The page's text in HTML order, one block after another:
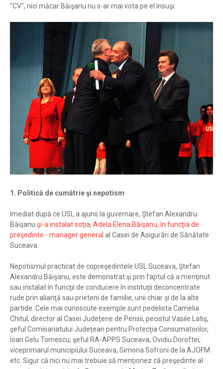
"CV", nici măcar Băişanu nu s-ar mai vota pe el însuşi:
1. Politică de cumătrie şi nepotism
Imediat după ce USL a ajuns la guvernare, Ştefan Alexandru
Băişanu şi-a instalat soţia, Adela Elena Băişanu, în funcţia de
preşedinte - manager general al Casei de Asigurări de Sănătate
Suceava.
Nepotismul practicat de copreşedintele USL Suceava, Ştefan
Alexandru Băişanu, este demonstrat şi prin faptul că a menţinut
sau instalat în funcţii de conducere în instituţii deconcentrate
rude prin alianţă sau prieteni de familie, unii chiar şi de la alte
partide. Cele mai cunoscute exemple sunt pedelista Camelia
Chitul, director al Casei Judeţene de Pensii, pecistul Vasile Latiş,
şeful Comisariatului Judeţean pentru Protecţia Consumatorilor,
Ioan Gelu Tomescu, şeful RA-APPS Suceava, Ovidiu Doroftei,
viceprimarul municipiului Suceava, Simona Sofroni de la AJOFM
etc. Sigur că nici nu mai trebuie să menţionez că preşedinte al